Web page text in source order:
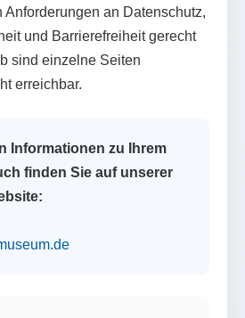
Anforderungen an Datenschutz,
und Barrierefreiheit gerecht
sind einzelne Seiten
erreichbar.
Informationen zu Ihrem
finden Sie auf unserer